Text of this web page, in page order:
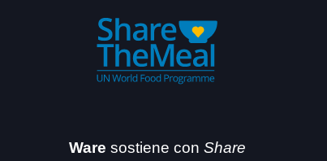
Ware sostiene conShare